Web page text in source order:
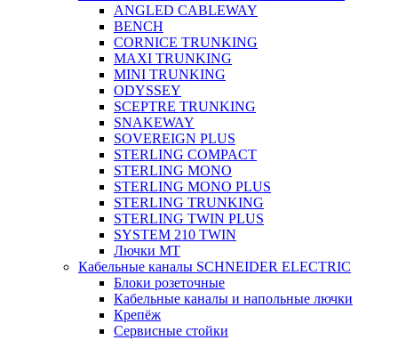
ANGLED CABLEWAY
BENCH
CORNICE TRUNKING
MAXI TRUNKING
MINI TRUNKING
ODYSSEY
SCEPTRE TRUNKING
SNAKEWAY
SOVEREIGN PLUS
STERLING COMPACT
STERLING MONO
STERLING MONO PLUS
STERLING TRUNKING
STERLING TWIN PLUS
SYSTEM 210 TWIN
Лючки MT
Кабельные каналы SCHNEIDER ELECTRIC
Блоки розеточные
Кабельные каналы и напольные лючки
Крепёж
Сервисные стойки